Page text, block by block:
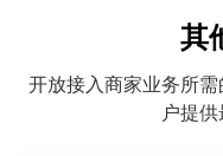
其
开放接入商家业务所
户提